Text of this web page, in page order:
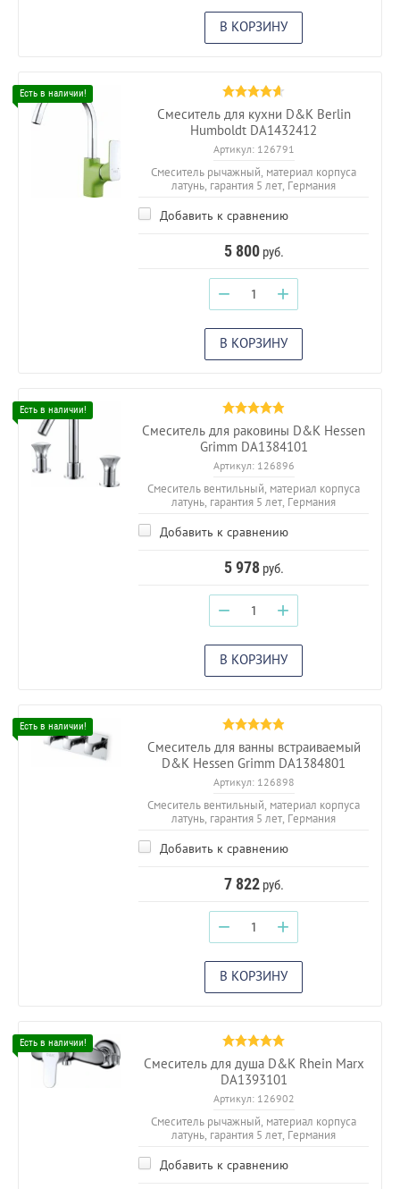
В КОРЗИНУ
Смеситель для кухни D&K Berlin
Humboldt DA1432412
Артикул:126791
Смеситель рычажный, материал корпуса
латунь, гарантия 5 лет, Германия
Добавить к сравнению
5 800руб.
− +
В КОРЗИНУ
Смеситель для раковины D&K Hessen
Grimm DA1384101
Артикул:126896
Смеситель вентильный, материал корпуса
латунь, гарантия 5 лет, Германия
Добавить к сравнению
5 978руб.
− +
В КОРЗИНУ
Смеситель для ванны встраиваемый
D&K Hessen Grimm DA1384801
Артикул:126898
Смеситель вентильный, материал корпуса
латунь, гарантия 5 лет, Германия
Добавить к сравнению
7 822руб.
− +
В КОРЗИНУ
Смеситель для душа D&K Rhein Marx
DA1393101
Артикул:126902
Смеситель рычажный, материал корпуса
латунь, гарантия 5 лет, Германия
Добавить к сравнению